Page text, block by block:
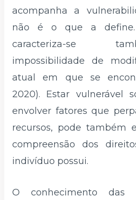
acompanha a
não é o que a define.
caracteriza-se
impossibilidade de
atual em que se
2020). Estar vulnerável
envolver fatores que
recursos, pode também
compreensão dos
indivíduo possui.
O conhecimento das